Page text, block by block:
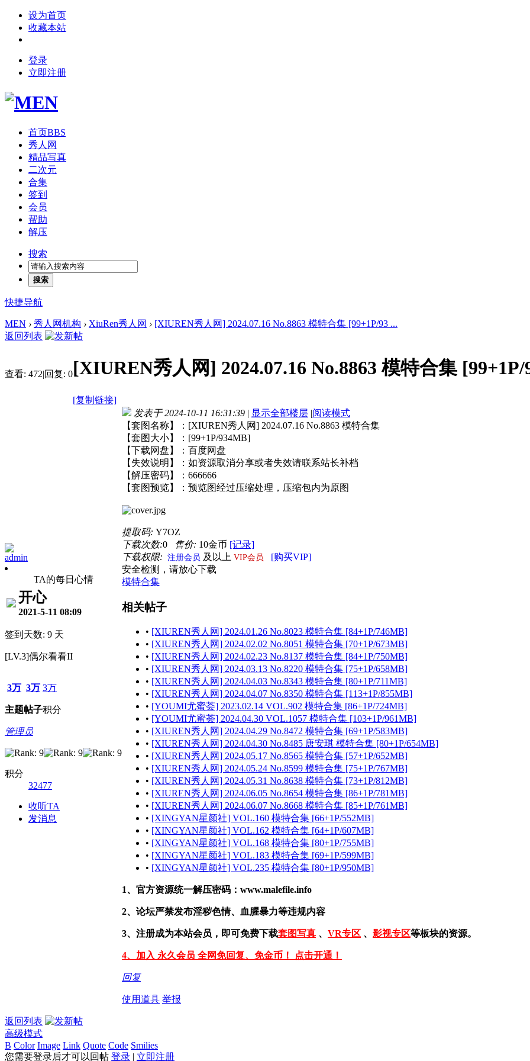
设为首页
收藏本站
登录
立即注册
首页BBS
秀人网
精品写真
二次元
合集
签到
会员
帮助
解压
搜索
搜索
快捷导航
MEN › 秀人网机构 › XiuRen秀人网 › [XIUREN秀人网] 2024.07.16 No.8863 模特合集 [99+1P/93 ...
返回列表
查看: 472|回复: 0[XIUREN秀人网] 2024.07.16 No.8863 模特合集
[复制链接]
admin
TA的每日心情
开心
2021-5-11 08:09
签到天数: 9 天
[LV.3]偶尔看看II
3万
主题
3万
帖子
3万
积分
管理员
积分
32477
收听TA
发消息
发表于 2024-10-11 16:31:39 | 显示全部楼层 |阅读模式
【套图名称】：[XIUREN秀人网] 2024.07.16 No.8863 模特合集
【套图大小】：[99+1P/934MB]
【下载网盘】：百度网盘
【失效说明】：如资源取消分享或者失效请联系站长补档
【解压密码】：666666
【套图预览】：预览图经过压缩处理，压缩包内为原图
提取码: Y7OZ
下载次数:0 售价: 10金币 [记录]
下载权限: 注册会员 及以上 VIP会员
[购买VIP]
安全检测，请放心下载
模特合集
相关帖子
• [XIUREN秀人网] 2024.01.26 No.8023 模特合集 [84+1P/746MB]
• [XIUREN秀人网] 2024.02.02 No.8051 模特合集 [70+1P/673MB]
• [XIUREN秀人网] 2024.02.23 No.8137 模特合集 [84+1P/750MB]
• [XIUREN秀人网] 2024.03.13 No.8220 模特合集 [75+1P/658MB]
• [XIUREN秀人网] 2024.04.03 No.8343 模特合集 [80+1P/711MB]
• [XIUREN秀人网] 2024.04.07 No.8350 模特合集 [113+1P/855MB]
• [YOUMI尤蜜荟] 2023.02.14 VOL.902 模特合集 [86+1P/724MB]
• [YOUMI尤蜜荟] 2024.04.30 VOL.1057 模特合集 [103+1P/961MB]
• [XIUREN秀人网] 2024.04.29 No.8472 模特合集 [69+1P/583MB]
• [XIUREN秀人网] 2024.04.30 No.8485 唐安琪 模特合集 [80+1P/654MB]
• [XIUREN秀人网] 2024.05.17 No.8565 模特合集 [57+1P/652MB]
• [XIUREN秀人网] 2024.05.24 No.8599 模特合集 [75+1P/767MB]
• [XIUREN秀人网] 2024.05.31 No.8638 模特合集 [73+1P/812MB]
• [XIUREN秀人网] 2024.06.05 No.8654 模特合集 [86+1P/781MB]
• [XIUREN秀人网] 2024.06.07 No.8668 模特合集 [85+1P/761MB]
• [XINGYAN星颜社] VOL.160 模特合集 [66+1P/552MB]
• [XINGYAN星颜社] VOL.162 模特合集 [64+1P/607MB]
• [XINGYAN星颜社] VOL.168 模特合集 [80+1P/755MB]
• [XINGYAN星颜社] VOL.183 模特合集 [69+1P/599MB]
• [XINGYAN星颜社] VOL.235 模特合集 [80+1P/950MB]
1、官方资源统一解压密码：www.malefile.info
2、论坛严禁发布淫秽色情、血腥暴力等违规内容
3、注册成为本站会员，即可免费下载套图写真 、 VR专区 、 影视专区等板块的资源。
4、加入 永久会员 全网免回复、免金币！ 点击开通！
回复
使用道具 举报
返回列表
高级模式
B Color Image Link Quote Code Smilies
您需要登录后才可以回帖 登录 | 立即注册